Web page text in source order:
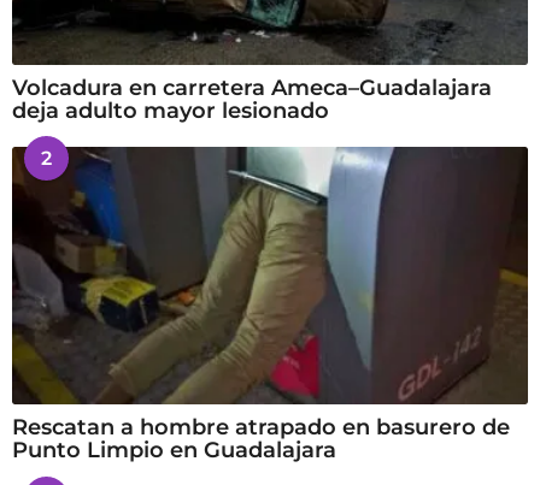
Volcadura en carretera Ameca–Guadalajara
deja adulto mayor lesionado
2
Rescatan a hombre atrapado en basurero de
Punto Limpio en Guadalajara